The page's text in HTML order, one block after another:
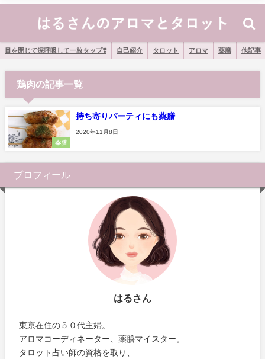
目を閉じて深呼吸して一枚タップ❣️ 自己紹介 タロット アロマ 薬膳 他記事
鶏肉の記事一覧
薬膳
持ち寄りパーティにも薬膳
2020年11月8日
プロフィール
はるさん
東京在住の５０代主婦。
アロマコーディネーター、薬膳マイスター。
タロット占い師の資格を取り、